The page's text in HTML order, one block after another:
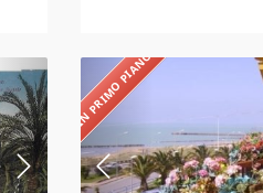
IN PRIMO PIANO